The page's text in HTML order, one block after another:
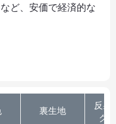
ど、安価で経済的な
裏生地
反射
ク